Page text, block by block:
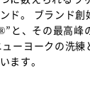
ド。 ブランド
、その最高峰
ーヨークの洗練
ます。